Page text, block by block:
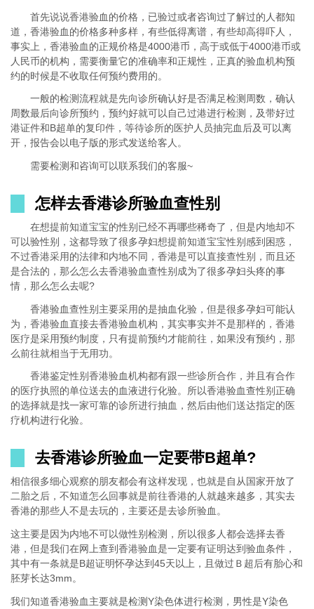
首先说说香港验血的价格，已验过或者咨询过了解过的人都知
道，香港验血的价格多种多样，有些低得离谱，有些却高得吓人，
事实上，香港验血的正规价格是4000港币，高于或低于4000港币或
人民币的机构，需要衡量它的准确率和正规性，正真的验血机构预
约的时候是不收取任何预约费用的。
一般的检测流程就是先向诊所确认好是否满足检测周数，确认
周数最后向诊所预约，预约好就可以自己过港进行检测，及带好过
港证件和B超单的复印件，等待诊所的医护人员抽完血后及可以离
开，报告会以电子版的形式发送给客人。
需要检测和咨询可以联系我们的客服~
怎样去香港诊所验血查性别
在想提前知道宝宝的性别已经不再哪些稀奇了，但是内地却不
可以验性别，这都导致了很多孕妇想提前知道宝宝性别感到困惑，
不过香港采用的法律和内地不同，香港是可以直接查性别，而且还
是合法的，那么怎么去香港验血查性别成为了很多孕妇头疼的事
情，那么怎么去呢?
香港验血查性别主要采用的是抽血化验，但是很多孕妇可能认
为，香港验血直接去香港验血机构，其实事实并不是那样的，香港
医疗是采用预约制度，只有提前预约才能前往，如果没有预约，那
么前往就相当于无用功。
香港鉴定性别香港验血机构都有跟一些诊所合作，并且有合作
的医疗执照的单位送去的血液进行化验。所以香港验血查性别正确
的选择就是找一家可靠的诊所进行抽血，然后由他们送达指定的医
疗机构进行化验。
去香港诊所验血一定要带B超单?
相信很多细心观察的朋友都会有这样发现，也就是自从国家开放了
二胎之后，不知道怎么回事就是前往香港的人就越来越多，其实去
香港的那些人不是去玩的，主要还是去诊所验血。
这主要是因为内地不可以做性别检测，所以很多人都会选择去香
港，但是我们在网上查到香港验血是一定要有证明达到验血条件，
其中有一条就是B超证明怀孕达到45天以上，且做过Ｂ超后有胎心和
胚芽长达3mm。
我们知道香港验血主要就是检测Y染色体进行检测，男性是Y染色